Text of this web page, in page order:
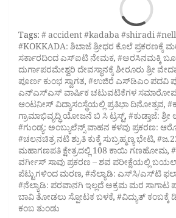
Tags:# accident #kadaba #shiradi
#KOKKADA: ಶಿಬಾಜೆ ಶ್ರೀಧರ ಕೊಲೆ ಪ್ರಕರಣಕ್ಕೆ
ಸರ್ಕಾರದಿಂದ ಎಸ್‌ಐಟಿ ನೇಮಕ,#ಅರಸಿನಮಕ್ಕಿ
ದುರ್ಗಾಪರಮೇಶ್ವರಿ ದೇವಸ್ಥಾನಕ್ಕೆ ಶೀರೂರು ಶ್ರೀ
ಪೂರ್ಣ ಕುಂಭ ಸ್ವಾಗತ,#ಉಜಿರೆ ಎಸ್‌ಡಿಎಂ ಪದವಿ
ಎನ್‌ಎಸ್‌ಎಸ್ ವಾರ್ಷಿಕ ಚಟುವಟಿಕೆಗಳ ಸಮಾರೋಪ
ಆಂಟನೀಸ್‌ ವಿದ್ಯಾಸಂಸ್ಥೆಯಲ್ಲಿ ಪ್ರತಿಭಾ ದಿನೋತ್ಸವ,
ಗ್ರಾಮಾಭಿವೃದ್ಧಿ ಯೋಜನೆ ಬಿ ಸಿ ಟ್ರಸ್ಟ್‌,#ಕುಡ್ತಾಜೆ:
#ಗುಂಡ್ಯ: ಅಂಬ್ಯುಲೆನ್ಸ್ ವಾಹನ ಕಳವು ಪ್ರಕರಣ:
#ಚಲನಚಿತ್ರ ನಟಿ ಶ್ರುತಿ ಕುಕ್ಕೆ ಸುಬ್ರಹ್ಮಣ್ಯ ಭೇಟಿ,
ಮಹಾಗಣಪತಿ ಕ್ಷೇತ್ರದಲ್ಲಿ 108 ಕಾಯಿ ಗಣಹೋಮ,
ವರ್ಗೀಸ್ ಸಾವು ಪ್ರಕರಣ – ಶವ ಪರೀಕ್ಷೆಯಲ್ಲಿ
ಪೆಟ್ಟುಗಳಿಂದ ಮರಣ,#ನೆಲ್ಯಾಡಿ: ಎಸ್‌ಸಿ/ಎಸ್‌ಟಿ
#ನೆಲ್ಯಾಡಿ: ಪರವಾನಗಿ ಇಲ್ಲದೆ ಅಕ್ರಮ ಮರ ಸಾಗಾಟ
ಬಾವಿ ತೋಡಲು ಸ್ಪೋಟಕ ಬಳಕೆ,#ವಿದ್ಯುತ್ ಕಂಬಕ್ಕೆ
ಕಂಬ ತುಂಡು